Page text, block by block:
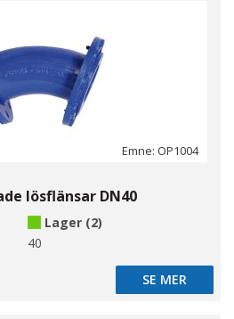
Emne: OP1004
lösflänsar DN40
Lager (2)
40
SE MER
SE MER